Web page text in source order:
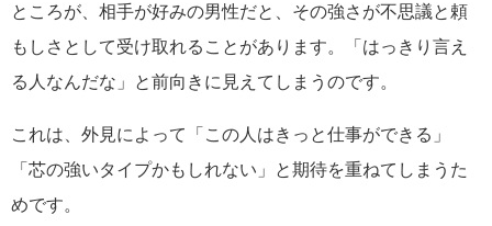
ところが、相手が好みの男性だと、その強さが不思議と頼
もしさとして受け取れることがあります。「はっきり言え
る人なんだな」と前向きに見えてしまうのです。
これは、外見によって「この人はきっと仕事ができる」
「芯の強いタイプかもしれない」と期待を重ねてしまうた
めです。